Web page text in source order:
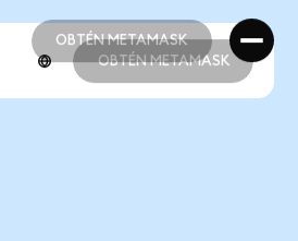
OBTÉN METAMASK
OBTÉN METAMASK
OBTÉN METAMASK